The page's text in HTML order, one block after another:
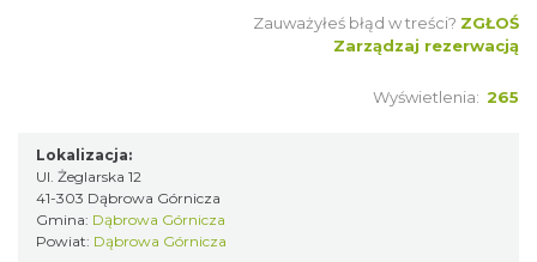
Zauważyłeś błąd w treści? ZGŁOŚ
Zarządzaj rezerwacją
Wyświetlenia: 265
Lokalizacja:
Ul. Żeglarska 12
41-303 Dąbrowa Górnicza
Gmina: Dąbrowa Górnicza
Powiat: Dąbrowa Górnicza